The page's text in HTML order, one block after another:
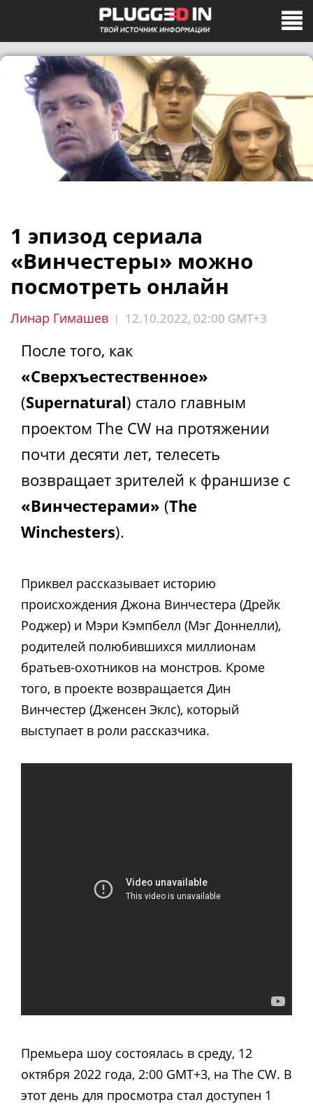
1 эпизод сериала
«Винчестеры» можно
посмотреть онлайн
Линар Гимашев | 12.10.2022, 02:00 GMT+3
После того, как
«Сверхъестественное»
(Supernatural) стало главным
проектом The CW на протяжении
почти десяти лет, телесеть
возвращает зрителей к франшизе с
«Винчестерами» (The
Winchesters).
Приквел рассказывает историю
происхождения Джона Винчестера (Дрейк
Роджер) и Мэри Кэмпбелл (Мэг Доннелли),
родителей полюбившихся миллионам
братьев-охотников на монстров. Кроме
того, в проекте возвращается Дин
Винчестер (Дженсен Эклс), который
выступает в роли рассказчика.
Премьера шоу состоялась в среду, 12
октября 2022 года, 2:00 GMT+3, на The CW. В
этот день для просмотра стал доступен 1